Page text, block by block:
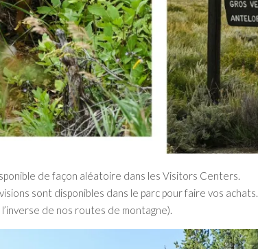
de façon aléatoire dans les Visitors Centers.
sont disponibles dans le parc pour faire vos achats.
de nos routes de montagne).